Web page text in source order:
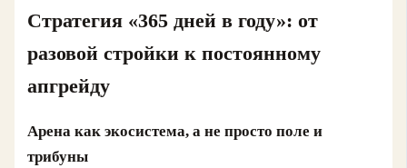
Стратегия «365 дней в году»: от
разовой стройки к постоянному
апгрейду
Арена как экосистема, а не просто поле и
трибуны